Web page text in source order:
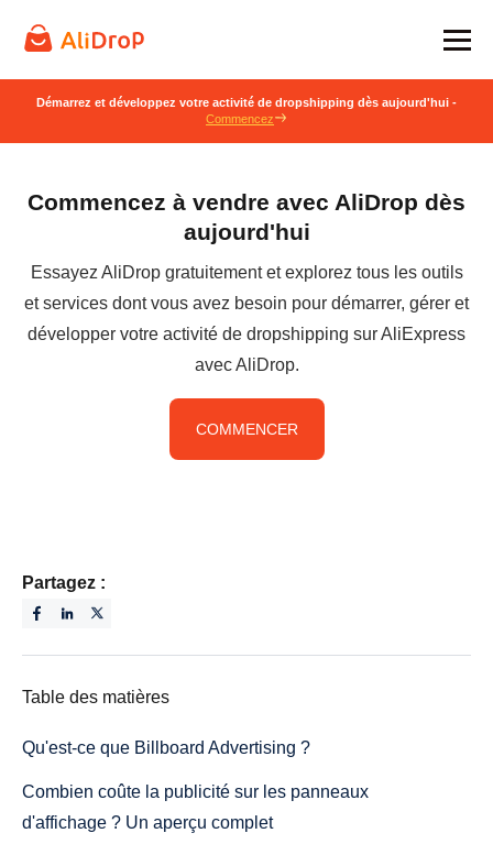
Démarrez et développez votre activité de dropshipping dès aujourd'hui -
Commencez
Commencez à vendre avec AliDrop dès
aujourd'hui
Essayez AliDrop gratuitement et explorez tous les outils
et services dont vous avez besoin pour démarrer, gérer et
développer votre activité de dropshipping sur AliExpress
avec AliDrop.
COMMENCER
Partagez :
Table des matières
Qu'est-ce que Billboard Advertising ?
Combien coûte la publicité sur les panneaux
d'affichage ? Un aperçu complet